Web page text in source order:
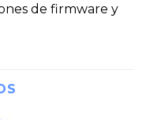
de firmware y